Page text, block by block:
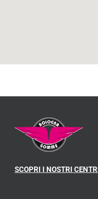
SCOPRI I NOSTRI